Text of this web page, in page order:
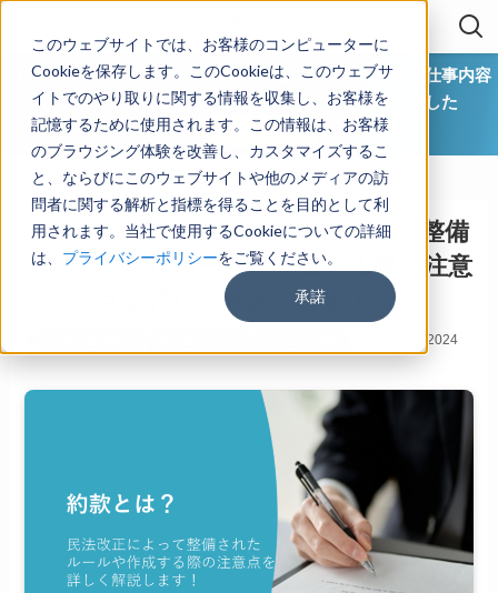
このウェブサイトでは、お客様のコンピューターに
Cookieを保存します。このCookieは、このウェブサ
イトでのやり取りに関する情報を収集し、お客様を
記憶するために使用されます。この情報は、お客様
のブラウジング体験を改善し、カスタマイズするこ
と、ならびにこのウェブサイトや他のメディアの訪
問者に関する解析と指標を得ることを目的として利
用されます。当社で使用するCookieについての詳細
は、 プライバシーポリシーをご覧ください。
承諾
【社内の法務リテラシーを向上させるには？ 法務部の仕事内容
と課題、研修方法など具体策をご紹介】を公開しました
ダウンロード
ホーム 法務の基礎知識 契約書について
約款とは？民法改正によって整備
されたルールや作成する際の注意
点を詳しく解説します！
2024
August 4, 2024